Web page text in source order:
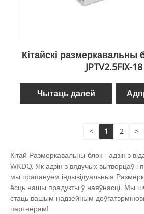
Кітайскі размеркавальны
JPTV2.5FIX-18
Чытаць далей
< 1 2 >
Кітай Размеркавальны блок - адзін з
WKDQ. Як адзін з вядучых вытворцаў і
мы прапануем індывідуальныя
ёсць нашы прадукты ў наяўнасці. Мы
стаць вашым надзейным
партнёрам!